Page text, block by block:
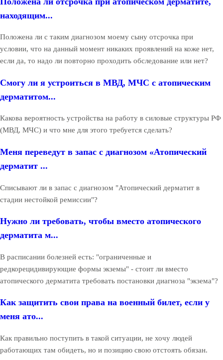
находящим...
Положена ли с таким диагнозом моему сыну отсрочка при
условии, что на данный момент никаких проявлений на коже нет,
если да, то надо ли повторно проходить обследование или нет?
Смогу ли я устроиться в МВД, МЧС с атопическим
дерматитом...
Какова вероятность устройства на работу в силовые структуры РФ
(МВД, МЧС) и что мне для этого требуется сделать?
Меня переведут в запас с диагнозом «Атопический
дерматит ...
Списывают ли в запас с диагнозом "Атопический дерматит в
стадии нестойкой ремиссии"?
Нужно ли требовать, чтобы вместо атопического
дерматита м...
В расписании болезней есть: "ограниченные и
редкорецидивирующие формы экземы" - стоит ли вместо
атопического дерматита требовать постановки диагноза "экзема"?
Как защитить свои права на военный билет, если у
меня ато...
Как правильно поступить в такой ситуации, не хочу людей
работающих там обидеть, но и позицию свою отстоять обязан.